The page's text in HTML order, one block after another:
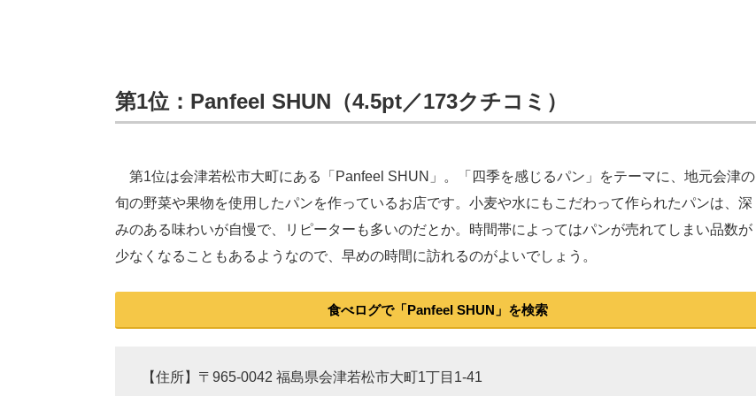
第1位：Panfeel SHUN（4.5pt／173クチコミ）
第1位は会津若松市大町にある「Panfeel SHUN」。「四季を感じるパン」をテーマに、地元会津の
旬の野菜や果物を使用したパンを作っているお店です。小麦や水にもこだわって作られたパンは、深
みのある味わいが自慢で、リピーターも多いのだとか。時間帯によってはパンが売れてしまい品数が
少なくなることもあるようなので、早めの時間に訪れるのがよいでしょう。
食べログで「Panfeel SHUN」を検索
【住所】〒965-0042 福島県会津若松市大町1丁目1-41